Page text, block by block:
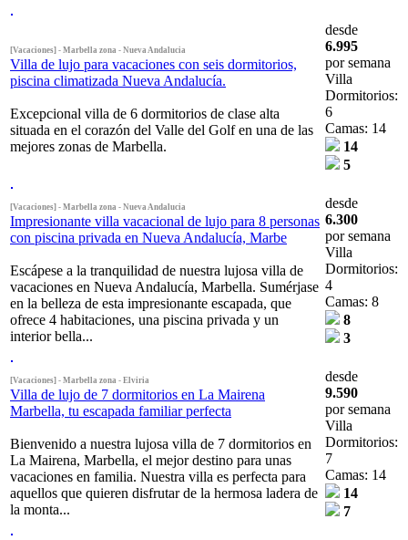
[Vacaciones] - Marbella zona - Nueva Andalucia
Villa de lujo para vacaciones con seis dormitorios,
piscina climatizada Nueva Andalucía.
Excepcional villa de 6 dormitorios de clase alta
situada en el corazón del Valle del Golf en una de las
mejores zonas de Marbella.
desde
6.995
por semana
Villa
Dormitorios:
6
Camas: 14
14
5
[Vacaciones] - Marbella zona - Nueva Andalucia
Impresionante villa vacacional de lujo para 8 personas
con piscina privada en Nueva Andalucía, Marbe
Escápese a la tranquilidad de nuestra lujosa villa de
vacaciones en Nueva Andalucía, Marbella. Sumérjase
en la belleza de esta impresionante escapada, que
ofrece 4 habitaciones, una piscina privada y un
interior bella...
desde
6.300
por semana
Villa
Dormitorios:
4
Camas: 8
8
3
[Vacaciones] - Marbella zona - Elviria
Villa de lujo de 7 dormitorios en La Mairena
Marbella, tu escapada familiar perfecta
Bienvenido a nuestra lujosa villa de 7 dormitorios en
La Mairena, Marbella, el mejor destino para unas
vacaciones en familia. Nuestra villa es perfecta para
aquellos que quieren disfrutar de la hermosa ladera de
la monta...
desde
9.590
por semana
Villa
Dormitorios:
7
Camas: 14
14
7